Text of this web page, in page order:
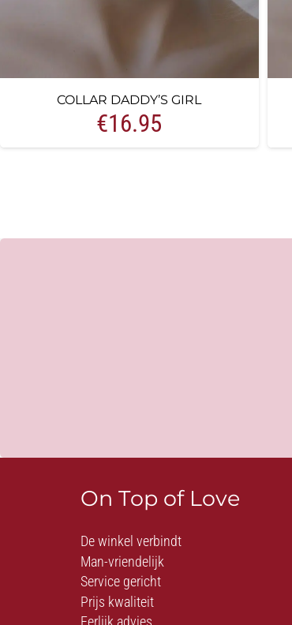
COLLAR DADDY’S GIRL
€16.95
On Top of Love
De winkel verbindt
Man-vriendelijk
Service gericht
Prijs kwaliteit